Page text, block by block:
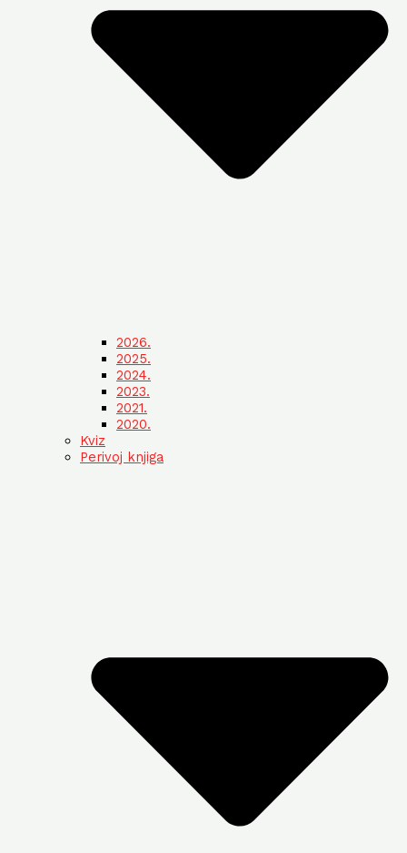
2026.
2025.
2024.
2023.
2021.
2020.
Kviz
Perivoj knjiga